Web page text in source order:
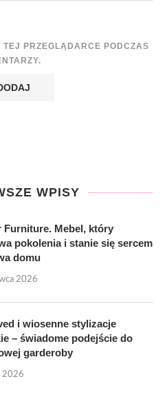
PRZEGLĄDARCE PODCZAS
WPISY
Furniture. Mebel, który
pokolenia i stanie się sercem
domu
2026
i wiosenne stylizacje
– świadome podejście do
garderoby
2026